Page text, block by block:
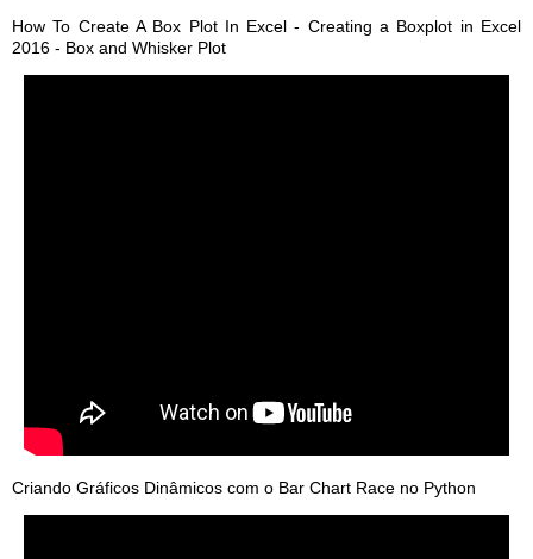
How To Create A Box Plot In Excel - Creating a Boxplot in Excel
2016 - Box and Whisker Plot
Criando Gráficos Dinâmicos com o Bar Chart Race no Python